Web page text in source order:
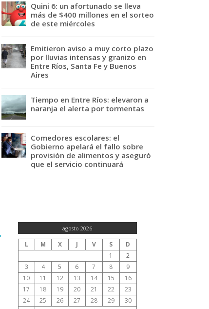
Quini 6: un afortunado se lleva
más de $400 millones en el sorteo
de este miércoles
Emitieron aviso a muy corto plazo
por lluvias intensas y granizo en
Entre Ríos, Santa Fe y Buenos
Aires
Tiempo en Entre Ríos: elevaron a
naranja el alerta por tormentas
Comedores escolares: el
Gobierno apelará el fallo sobre
provisión de alimentos y aseguró
que el servicio continuará
agosto 2026
L M X J V S
D
1
2
3
4 5 6 7 8
9
10
11 12 13 14 15
16
17
18 19 20 21 22
23
24
25 26 27 28 29
30